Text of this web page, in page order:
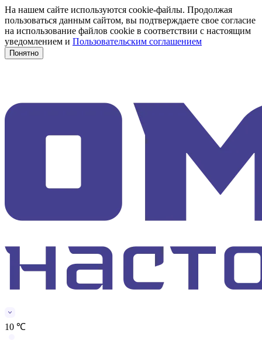
На нашем сайте используются cookie-файлы. Продолжая
пользоваться данным сайтом, вы подтверждаете свое согласие
на использование файлов cookie в соответствии с настоящим
уведомлением и Пользовательским соглашением
Понятно
10 ℃